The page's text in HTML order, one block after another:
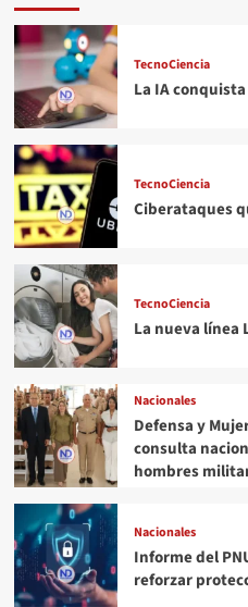
TecnoCiencia
La IA
TecnoCiencia
Ciberataques
TecnoCiencia
La nueva línea
Nacionales
Defensa y
consulta
hombres
Nacionales
Informe del
reforzar